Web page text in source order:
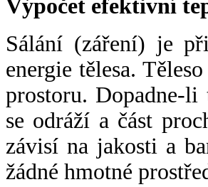
Výpočet efektivní
Sálání (záření) je
energie tělesa.
prostoru. Dopadne-li
se odráží a část
závisí na jakosti a
žádné hmotné